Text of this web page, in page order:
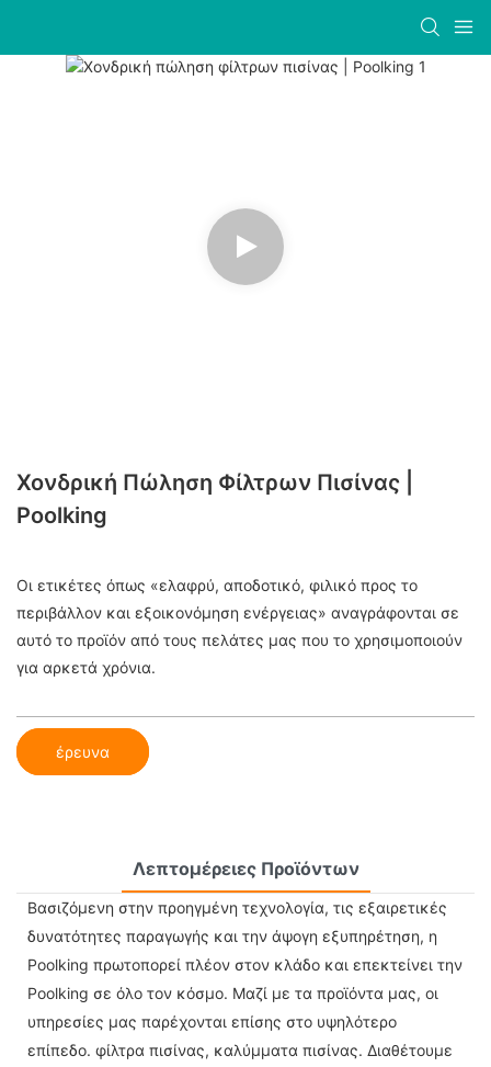
Χονδρική Πώληση Φίλτρων Πισίνας |
Poolking
Οι ετικέτες όπως «ελαφρύ, αποδοτικό, φιλικό προς το
περιβάλλον και εξοικονόμηση ενέργειας» αναγράφονται σε
αυτό το προϊόν από τους πελάτες μας που το χρησιμοποιούν
για αρκετά χρόνια.
έρευνα
Λεπτομέρειες Προϊόντων
Βασιζόμενη στην προηγμένη τεχνολογία, τις εξαιρετικές
δυνατότητες παραγωγής και την άψογη εξυπηρέτηση, η
Poolking πρωτοπορεί πλέον στον κλάδο και επεκτείνει την
Poolking σε όλο τον κόσμο. Μαζί με τα προϊόντα μας, οι
υπηρεσίες μας παρέχονται επίσης στο υψηλότερο
επίπεδο. φίλτρα πισίνας, καλύμματα πισίνας. Διαθέτουμε